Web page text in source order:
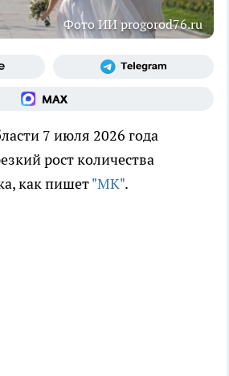
Фото ИИ progorod76.ru
7 июля 2026 года
рост количества
как пишет"МК".